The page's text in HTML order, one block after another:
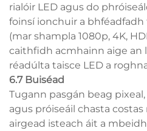
rialóir LED agus do
foinsí ionchuir a
(mar shampla 1080p, 4K,
caithfidh acmhainn aige an
réadúlta taisce LED a
6.7 Buiséad
Tugann pasgán beag
agus próiseáil chasta costas
airgead isteach áit a